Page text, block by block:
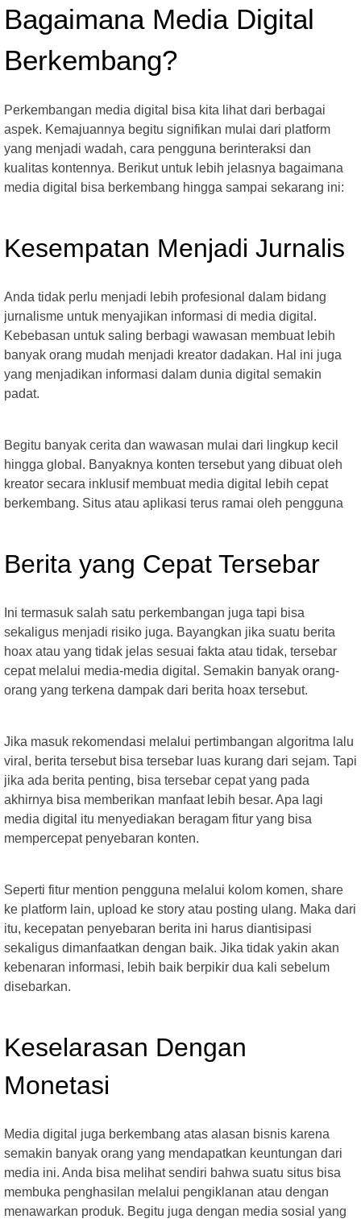
Bagaimana Media Digital
Berkembang?
Perkembangan media digital bisa kita lihat dari berbagai
aspek. Kemajuannya begitu signifikan mulai dari platform
yang menjadi wadah, cara pengguna berinteraksi dan
kualitas kontennya. Berikut untuk lebih jelasnya bagaimana
media digital bisa berkembang hingga sampai sekarang ini:
Kesempatan Menjadi Jurnalis
Anda tidak perlu menjadi lebih profesional dalam bidang
jurnalisme untuk menyajikan informasi di media digital.
Kebebasan untuk saling berbagi wawasan membuat lebih
banyak orang mudah menjadi kreator dadakan. Hal ini juga
yang menjadikan informasi dalam dunia digital semakin
padat.
Begitu banyak cerita dan wawasan mulai dari lingkup kecil
hingga global. Banyaknya konten tersebut yang dibuat oleh
kreator secara inklusif membuat media digital lebih cepat
berkembang. Situs atau aplikasi terus ramai oleh pengguna
Berita yang Cepat Tersebar
Ini termasuk salah satu perkembangan juga tapi bisa
sekaligus menjadi risiko juga. Bayangkan jika suatu berita
hoax atau yang tidak jelas sesuai fakta atau tidak, tersebar
cepat melalui media-media digital. Semakin banyak orang-
orang yang terkena dampak dari berita hoax tersebut.
Jika masuk rekomendasi melalui pertimbangan algoritma lalu
viral, berita tersebut bisa tersebar luas kurang dari sejam. Tapi
jika ada berita penting, bisa tersebar cepat yang pada
akhirnya bisa memberikan manfaat lebih besar. Apa lagi
media digital itu menyediakan beragam fitur yang bisa
mempercepat penyebaran konten.
Seperti fitur mention pengguna melalui kolom komen, share
ke platform lain, upload ke story atau posting ulang. Maka dari
itu, kecepatan penyebaran berita ini harus diantisipasi
sekaligus dimanfaatkan dengan baik. Jika tidak yakin akan
kebenaran informasi, lebih baik berpikir dua kali sebelum
disebarkan.
Keselarasan Dengan
Monetasi
Media digital juga berkembang atas alasan bisnis karena
semakin banyak orang yang mendapatkan keuntungan dari
media ini. Anda bisa melihat sendiri bahwa suatu situs bisa
membuka penghasilan melalui pengiklanan atau dengan
menawarkan produk. Begitu juga dengan media sosial yang